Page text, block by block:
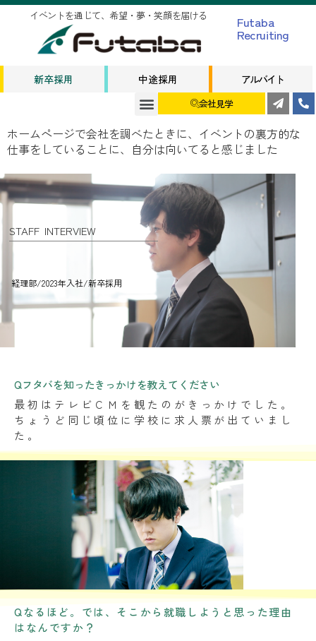
イベントを通じて、希望・夢・笑顔を届ける Futaba
Recruiting
新卒採用 中途採用 アルバイト
会社見学
ホームページで会社を調べたときに、イベントの裏方的な
仕事をしていることに、自分は向いてると感じました
STAFF INTERVIEW
経理部/2023年入社/新卒採用
Qフタバを知ったきっかけを教えてください
最初はテレビＣＭを観たのがきっかけでした。
ちょうど同じ頃位に学校に求人票が出ていまし
た。
Qなるほど。では、そこから就職しようと思った理由
はなんですか？